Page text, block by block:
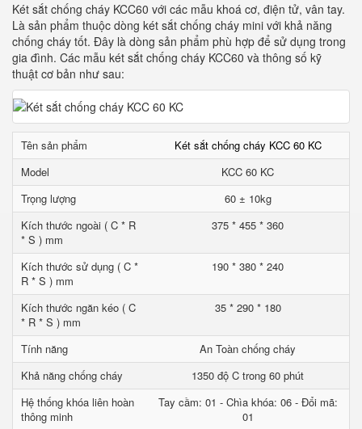
Két sắt chống cháy KCC60 với các mẫu khoá cơ, điện tử, vân tay.
Là sản phẩm thuộc dòng két sắt chống cháy mini với khả năng
chống cháy tốt. Đây là dòng sản phẩm phù hợp để sử dụng trong
gia đình. Các mẫu két sắt chống cháy KCC60 và thông số kỹ
thuật cơ bản như sau:
Tên sản phẩm
Két sắt chống cháy KCC 60 KC
Model
KCC 60 KC
Trọng lượng
60 ± 10kg
Kích thước ngoài ( C * R
* S ) mm
375 * 455 * 360
Kích thước sử dụng ( C *
R * S ) mm
190 * 380 * 240
Kích thước ngăn kéo ( C
* R * S ) mm
35 * 290 * 180
Tính năng
An Toàn chống cháy
Khả năng chống cháy
1350 độ C trong 60 phút
Hệ thống khóa liên hoàn
thông minh
Tay cầm: 01 - Chìa khóa: 06 - Đổi mã:
01